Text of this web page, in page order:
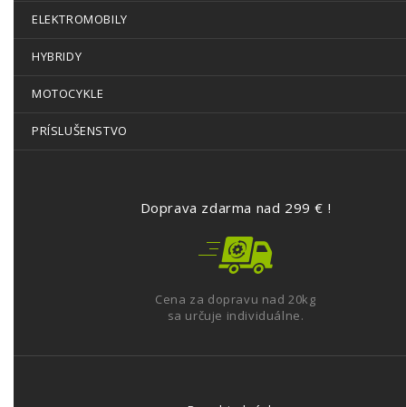
ELEKTROMOBILY
HYBRIDY
MOTOCYKLE
PRÍSLUŠENSTVO
Doprava zdarma nad 299 € !
Cena za dopravu nad 20kg
sa určuje individuálne.